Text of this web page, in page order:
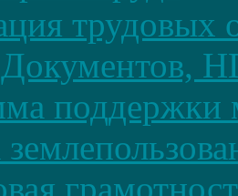
трудовых
Документов,
поддержки